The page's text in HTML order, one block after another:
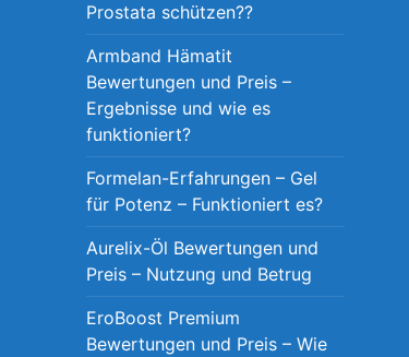
Prostata schützen??
Armband Hämatit
Bewertungen und Preis –
Ergebnisse und wie es
funktioniert?
Formelan-Erfahrungen – Gel
für Potenz – Funktioniert es?
Aurelix-Öl Bewertungen und
Preis – Nutzung und Betrug
EroBoost Premium
Bewertungen und Preis – Wie